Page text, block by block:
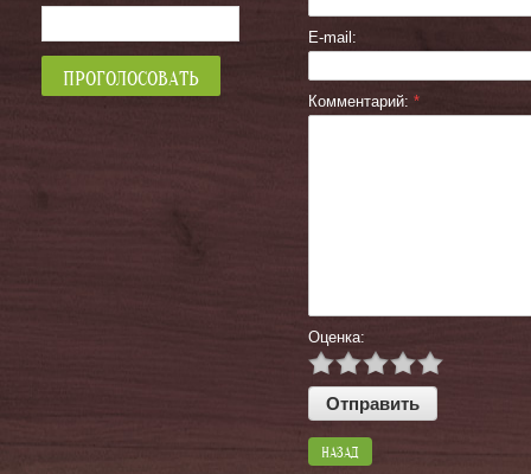
E-mail:
Комментарий: *
Оценка:
НАЗАД